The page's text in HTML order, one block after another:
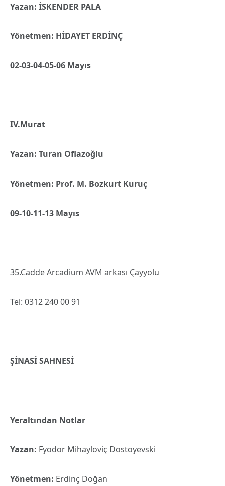
Yazan: İSKENDER PALA
Yönetmen: HİDAYET ERDİNÇ
02-03-04-05-06 Mayıs
IV.Murat
Yazan: Turan Oflazoğlu
Yönetmen: Prof. M. Bozkurt Kuruç
09-10-11-13 Mayıs
35.Cadde Arcadium AVM arkası Çayyolu
Tel: 0312 240 00 91
ŞİNASİ SAHNESİ
Yeraltından Notlar
Yazan: Fyodor Mihayloviç Dostoyevski
Yönetmen: Erdinç Doğan